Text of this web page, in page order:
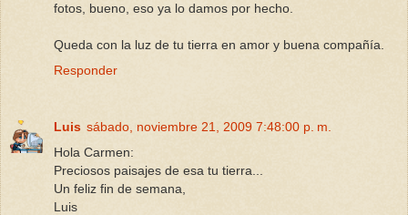
fotos, bueno, eso ya lo damos por hecho.
Queda con la luz de tu tierra en amor y buena compañía.
Responder
Luis sábado, noviembre 21, 2009 7:48:00 p. m.
Hola Carmen:
Preciosos paisajes de esa tu tierra...
Un feliz fin de semana,
Luis